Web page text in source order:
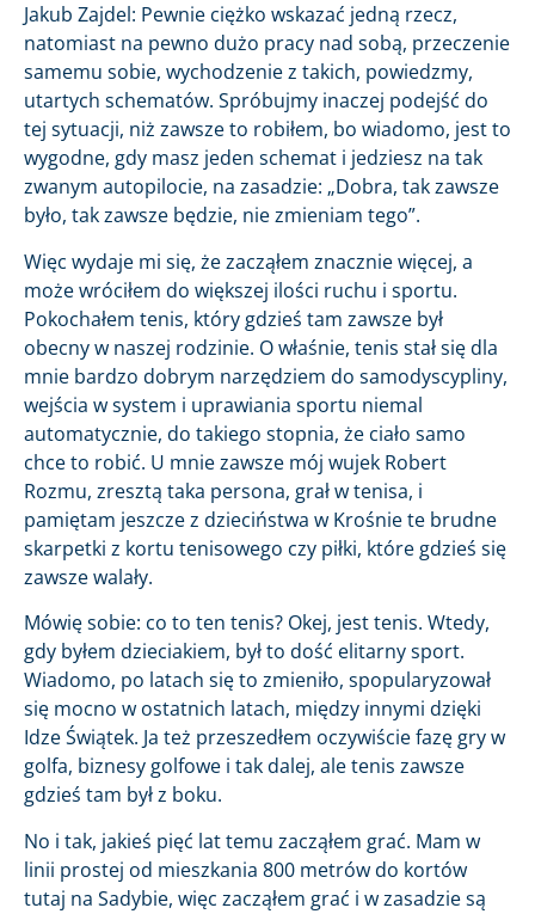
Jakub Zajdel: Pewnie ciężko wskazać jedną rzecz,
natomiast na pewno dużo pracy nad sobą, przeczenie
samemu sobie, wychodzenie z takich, powiedzmy,
utartych schematów. Spróbujmy inaczej podejść do
tej sytuacji, niż zawsze to robiłem, bo wiadomo, jest to
wygodne, gdy masz jeden schemat i jedziesz na tak
zwanym autopilocie, na zasadzie: „Dobra, tak zawsze
było, tak zawsze będzie, nie zmieniam tego”.
Więc wydaje mi się, że zacząłem znacznie więcej, a
może wróciłem do większej ilości ruchu i sportu.
Pokochałem tenis, który gdzieś tam zawsze był
obecny w naszej rodzinie. O właśnie, tenis stał się dla
mnie bardzo dobrym narzędziem do samodyscypliny,
wejścia w system i uprawiania sportu niemal
automatycznie, do takiego stopnia, że ciało samo
chce to robić. U mnie zawsze mój wujek Robert
Rozmu, zresztą taka persona, grał w tenisa, i
pamiętam jeszcze z dzieciństwa w Krośnie te brudne
skarpetki z kortu tenisowego czy piłki, które gdzieś się
zawsze walały.
Mówię sobie: co to ten tenis? Okej, jest tenis. Wtedy,
gdy byłem dzieciakiem, był to dość elitarny sport.
Wiadomo, po latach się to zmieniło, spopularyzował
się mocno w ostatnich latach, między innymi dzięki
Idze Świątek. Ja też przeszedłem oczywiście fazę gry w
golfa, biznesy golfowe i tak dalej, ale tenis zawsze
gdzieś tam był z boku.
No i tak, jakieś pięć lat temu zacząłem grać. Mam w
linii prostej od mieszkania 800 metrów do kortów
tutaj na Sadybie, więc zacząłem grać i w zasadzie są